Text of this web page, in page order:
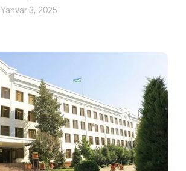
Yanvar 3, 2025